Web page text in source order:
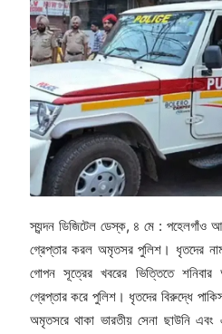
স্যন্দন ডিজিটেল ডেস্ক, ৪ মে : পহেলগাঁও
গ্রেপ্তার করল অমৃতসর পুলিশ। ধৃতদের
গোপন সূত্রের খবরের ভিত্তিতে
গ্রেপ্তার করে পুলিশ। ধৃতদের বিরুদ্ধে
অমৃতসরে থাকা ভারতীয় সেনা ছাউনি এবং